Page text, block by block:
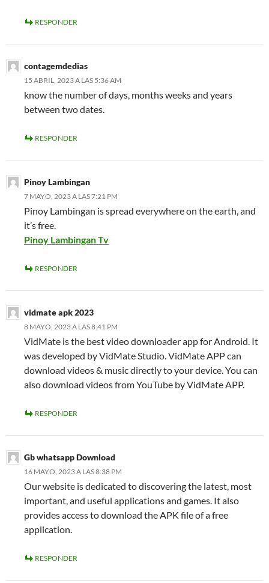
RESPONDER
contagemdedias
15 ABRIL, 2023 A LAS 5:36 AM
know the number of days, months weeks and years
between two dates.
RESPONDER
Pinoy Lambingan
7 MAYO, 2023 A LAS 7:21 PM
Pinoy Lambingan is spread everywhere on the earth, and
it’s free.
Pinoy Lambingan Tv
RESPONDER
vidmate apk 2023
8 MAYO, 2023 A LAS 8:41 PM
VidMate is the best video downloader app for Android. It
was developed by VidMate Studio. VidMate APP can
download videos & music directly to your device. You can
also download videos from YouTube by VidMate APP.
RESPONDER
Gb whatsapp Download
16 MAYO, 2023 A LAS 8:38 PM
Our website is dedicated to discovering the latest, most
important, and useful applications and games. It also
provides access to download the APK file of a free
application.
RESPONDER